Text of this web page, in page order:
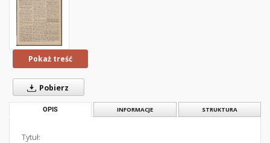
Pokaż treść
Pobierz
OPIS INFORMACJE STRUKTURA
Tytuł: